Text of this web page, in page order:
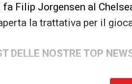
Filip Jorgensen al
la trattativa per il
DELLE NOSTRE TOP